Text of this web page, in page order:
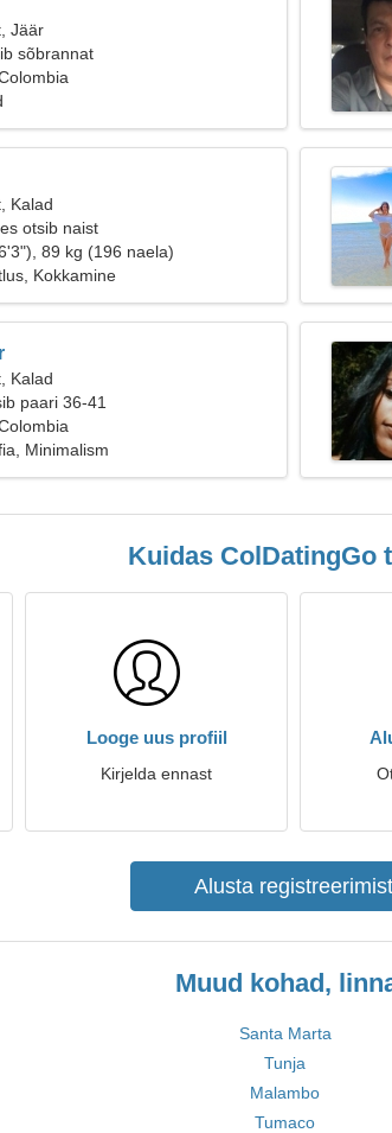
Jäär
sõbrannat
Kalad
otsib naist
89 kg (196 naela)
Kokkamine
Kalad
paari 36-41
Minimalism
Kuidas ColDatingGo
Looge uus profiil
Kirjelda ennast
Alusta registreerimist
Muud kohad,
Santa Marta
Tunja
Malambo
Tumaco